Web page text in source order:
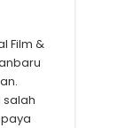
Film &
salah